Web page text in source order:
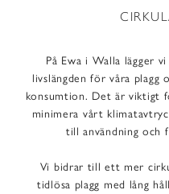
På Ewa i Walla lägger
livslängden för våra plagg
konsumtion. Det är viktigt
minimera vårt
till användning och
Vi bidrar till ett mer
tidlösa plagg med lång